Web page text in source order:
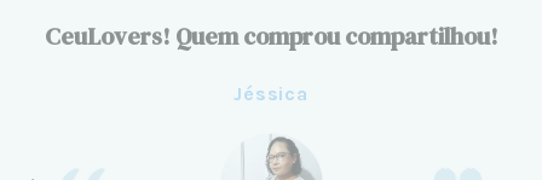
CeuLovers! Quem comprou compartilhou!
Jéssica